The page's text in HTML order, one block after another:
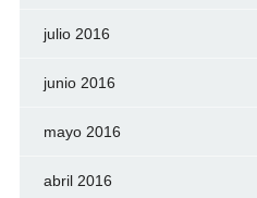
julio 2016
junio 2016
mayo 2016
abril 2016